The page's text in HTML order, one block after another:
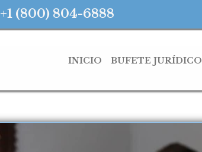
+1 (800) 804-6888
INICIO BUFETE JURÍDICO